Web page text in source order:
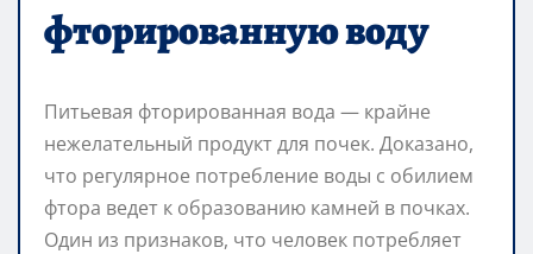
фторированную воду
Питьевая фторированная вода — крайне
нежелательный продукт для почек. Доказано,
что регулярное потребление воды с обилием
фтора ведет к образованию камней в почках.
Один из признаков, что человек потребляет